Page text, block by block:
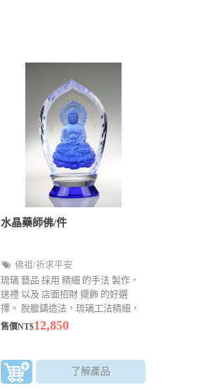
水晶藥師佛/件
佛祖/祈求平安
琉璃 藝品 採用 精細 的手法 製作，
送禮 以及 店面招財 擺飾 的好選
擇。 脫臘鑄造法，琉璃工法精細，
襯托出顏色上的美感尺寸：
為主
售價NT$12,850
了解產品